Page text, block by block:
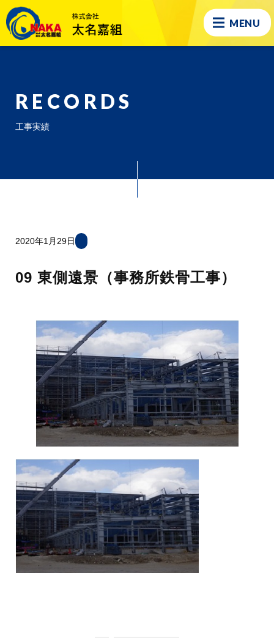
MENU
RECORDS
工事実績
2020年1月29日
09 東側遠景（事務所鉄骨工事）